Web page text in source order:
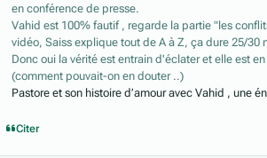
en conférence de presse.
Vahid est 100% fautif , regarde la partie "les
vidéo, Saiss explique tout de A à Z, ça dure 25/30
Donc oui la vérité est entrain d'éclater et elle est
(comment pouvait-on en douter ..)
Pastore et son histoire d’amour avec Vahid , une
Citer